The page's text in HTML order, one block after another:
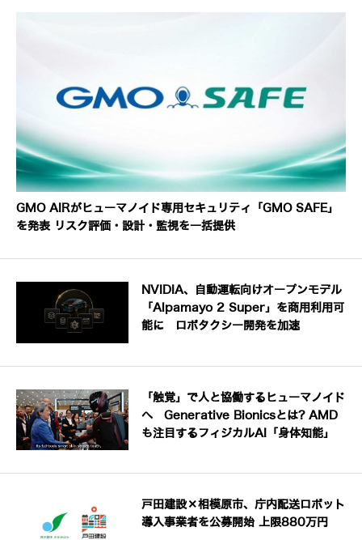
GMO AIRがヒューマノイド専用セキュリティ「GMO SAFE」
を発表 リスク評価・設計・監視を一括提供
NVIDIA、自動運転向けオープンモデル
「Alpamayo 2 Super」を商用利用可
能に ロボタクシー開発を加速
「触覚」で人と協働するヒューマノイド
へ Generative Bionicsとは? AMD
も注目するフィジカルAI「身体知能」
戸田建設×相模原市、庁内配送ロボット
導入事業者を公募開始 上限880万円